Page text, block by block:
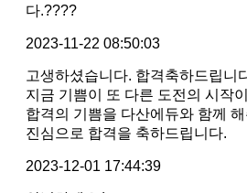
다.????
2023-11-22 08:50:03
고생하셨습니다. 합격축하드립니
지금 기쁨이 또 다른 도전의 시작
합격의 기쁨을 다산에듀와 함께
진심으로 합격을 축하드립니다.
2023-12-01 17:44:39